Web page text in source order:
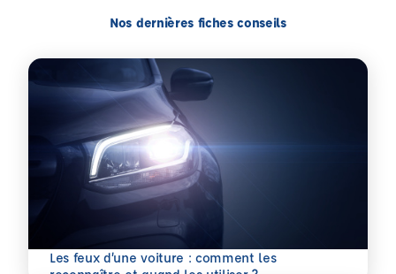
Nos dernières fiches conseils
Les feux d’une voiture : comment les